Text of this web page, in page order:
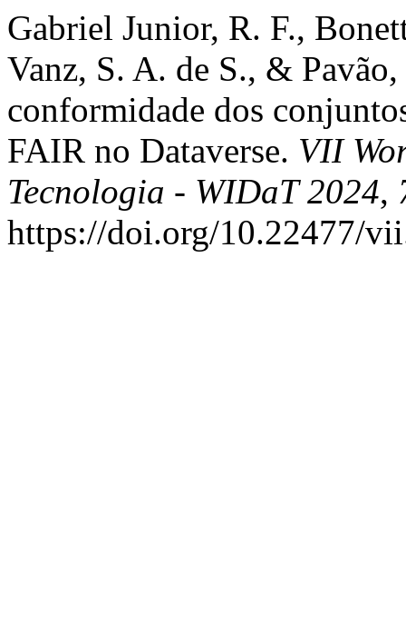
Gabriel Junior, R. F.,
Vanz, S. A. de S., &
conformidade dos
FAIR no Dataverse. VII
Tecnologia - WIDaT 2024,
https://doi.org/10.22477/